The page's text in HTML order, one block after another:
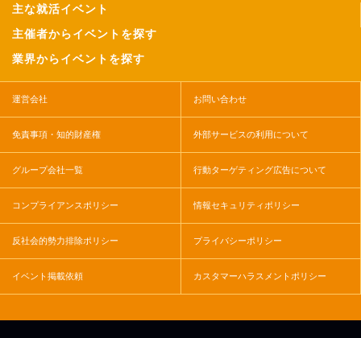
主な就活イベント
主催者からイベントを探す
業界からイベントを探す
運営会社 お問い合わせ
免責事項・知的財産権 外部サービスの利用について
グループ会社一覧 行動ターゲティング広告について
コンプライアンスポリシー 情報セキュリティポリシー
反社会的勢力排除ポリシー プライバシーポリシー
イベント掲載依頼 カスタマーハラスメントポリシー